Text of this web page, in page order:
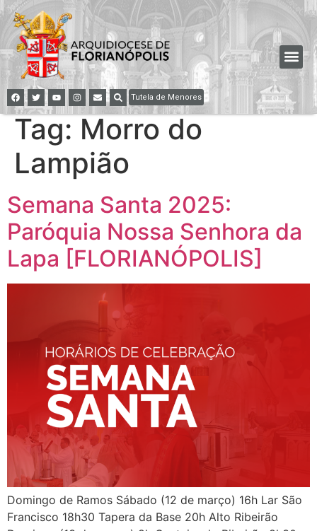
Tutela de Menores
Tag: Morro do
Lampião
Semana Santa 2025:
Paróquia Nossa Senhora da
Lapa [FLORIANÓPOLIS]
Domingo de Ramos Sábado (12 de março) 16h Lar São
Francisco 18h30 Tapera da Base 20h Alto Ribeirão